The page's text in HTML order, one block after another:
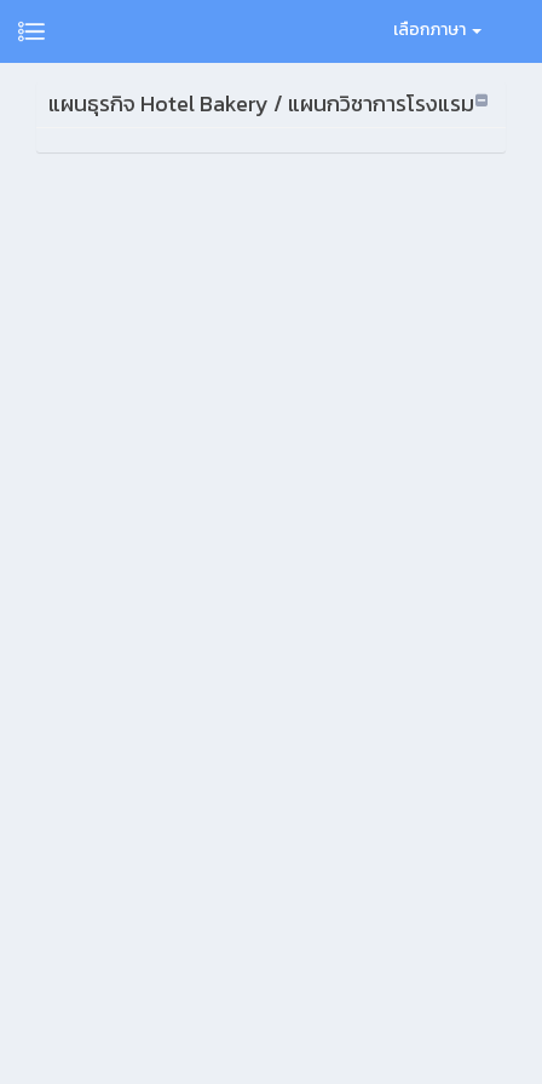
เลือกภาษา
แผนธุรกิจ Hotel Bakery / แผนกวิชาการโรงแรม